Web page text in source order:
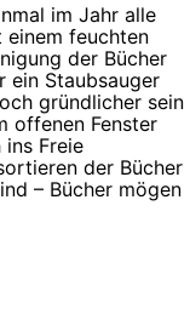
im Jahr alle
einem feuchten
der Bücher
ein Staubsauger
gründlicher sein
offenen Fenster
Freie
der Bücher
– Bücher mögen